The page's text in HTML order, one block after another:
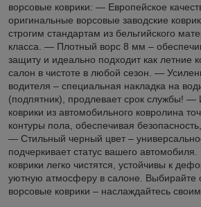
ворсовые коврики: — Европейское
оригинальные ворсовые заводские
строгим стандартам из бельгийского
класса. — Плотный ворс 8 мм –
защиту и идеально подходит как летние
салон в чистоте в любой сезон. —
водителя – специальная накладка на
(подпятник), продлевает срок службы! —
коврики из автомобильного ковролина
контуры пола, обеспечивая
— Стильный черный цвет –
подчеркивает статус вашего
коврики легко чистятся, устойчивы к
уютную атмосферу в салоне. Выбирайте
ворсовые коврики – наслаждайтесь